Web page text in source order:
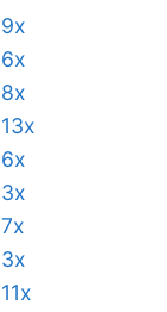
9x
6x
8x
13x
6x
3x
7x
3x
11x